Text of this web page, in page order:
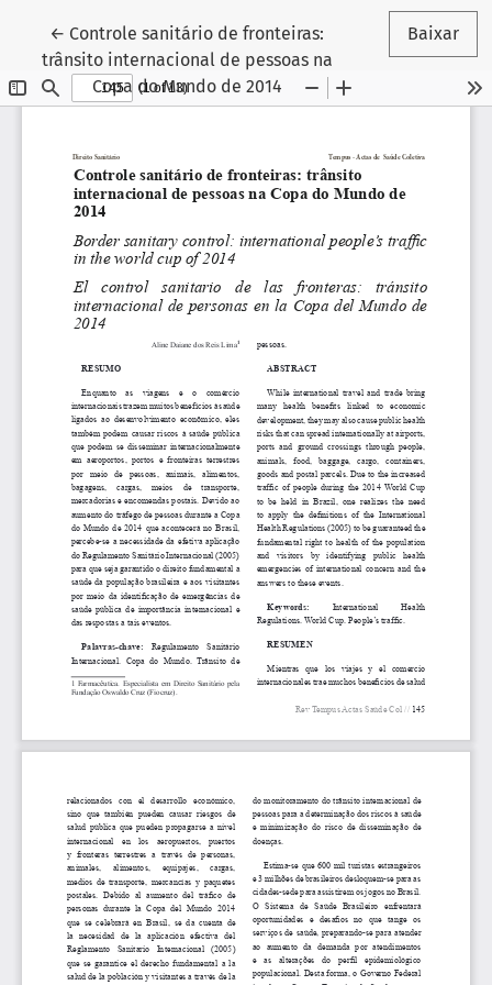
← Voltar aos Detalhes do Artigo
Controle sanitário de fronteiras:
trânsito internacional de pessoas na
Copa do Mundo de 2014
Baixar